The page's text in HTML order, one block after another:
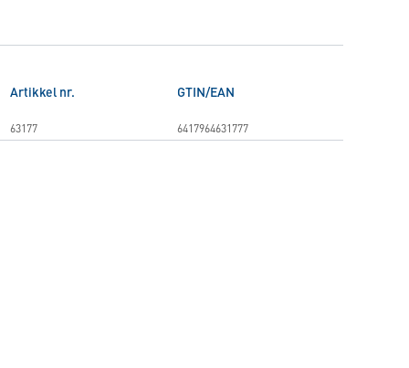
Artikkel nr. GTIN/EAN
63177 6417964631777